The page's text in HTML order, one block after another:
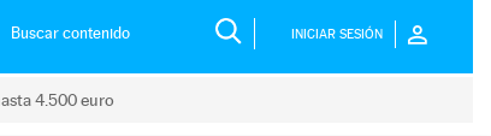
INICIAR SESIÓN
4.500 euro